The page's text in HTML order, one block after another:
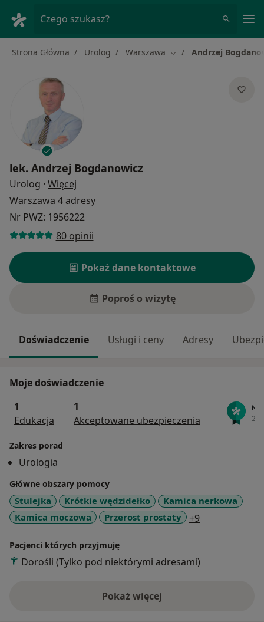
Czego szukasz?
Strona Główna Urolog Warszawa Zmień miasto
Andrzej
lek. Andrzej Bogdanowicz
Urolog · Więcej
Warszawa 4 adresy
Nr PWZ: 1956222
80 opinii
Pokaż dane kontaktowe
Poproś o wizytę
Doświadczenie Usługi i ceny Adresy
Moje doświadczenie
1
Edukacja
1
Akceptowane ubezpieczenia
Zakres porad
Urologia
Główne obszary pomocy
Stulejka Krótkie wędzidełko
Kamica nerkowa
Kamica moczowa
Przerost prostaty +9
Pacjenci których przyjmuję
Dorośli (Tylko pod niektórymi adresami)
Pokaż więcejo doświadczeniu